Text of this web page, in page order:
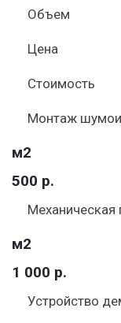
Объем
Цена
Стоимость
Монтаж
м2
500 р.
Механическая
м2
1 000 р.
Устройство